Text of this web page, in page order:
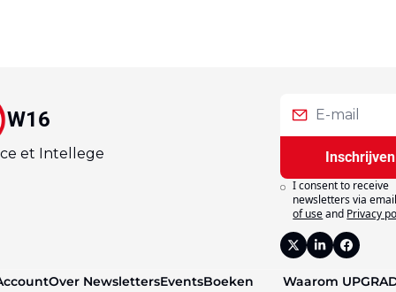
W16
et Intellege Inschrijven
I consent to receive
newsletters via
of useand Privacy
Over NewslettersEventsBoeken Waarom